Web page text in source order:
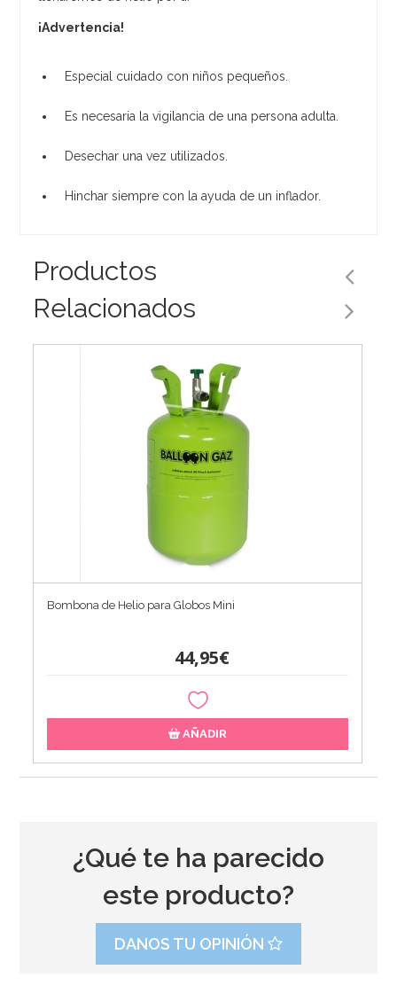
¡Advertencia!
Especial cuidado con niños pequeños.
Es necesaria la vigilancia de una persona adulta.
Desechar una vez utilizados.
Hinchar siempre con la ayuda de un inflador.
Productos
Relacionados
Bombona de Helio para Globos Mini
44,95€
AÑADIR
¿Qué te ha parecido
este producto?
DANOS TU OPINIÓN